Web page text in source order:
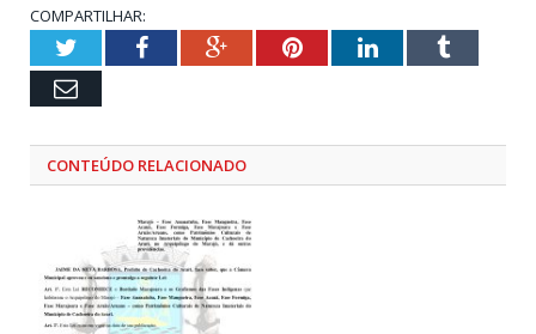
COMPARTILHAR:
TwitterFacebookGoogle+PinterestLinkedInTumblr
Email
CONTEÚDO RELACIONADO